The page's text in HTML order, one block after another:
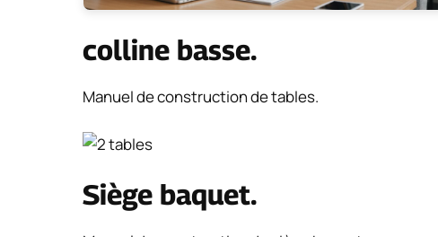
colline basse.
Manuel de construction de tables.
Siège baquet.